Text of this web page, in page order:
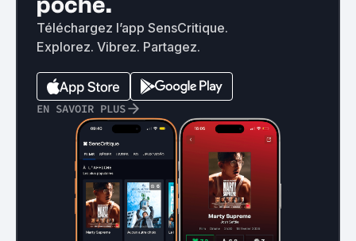
Téléchargez l’app SensCritique.
Explorez. Vibrez. Partagez.
EN SAVOIR PLUS